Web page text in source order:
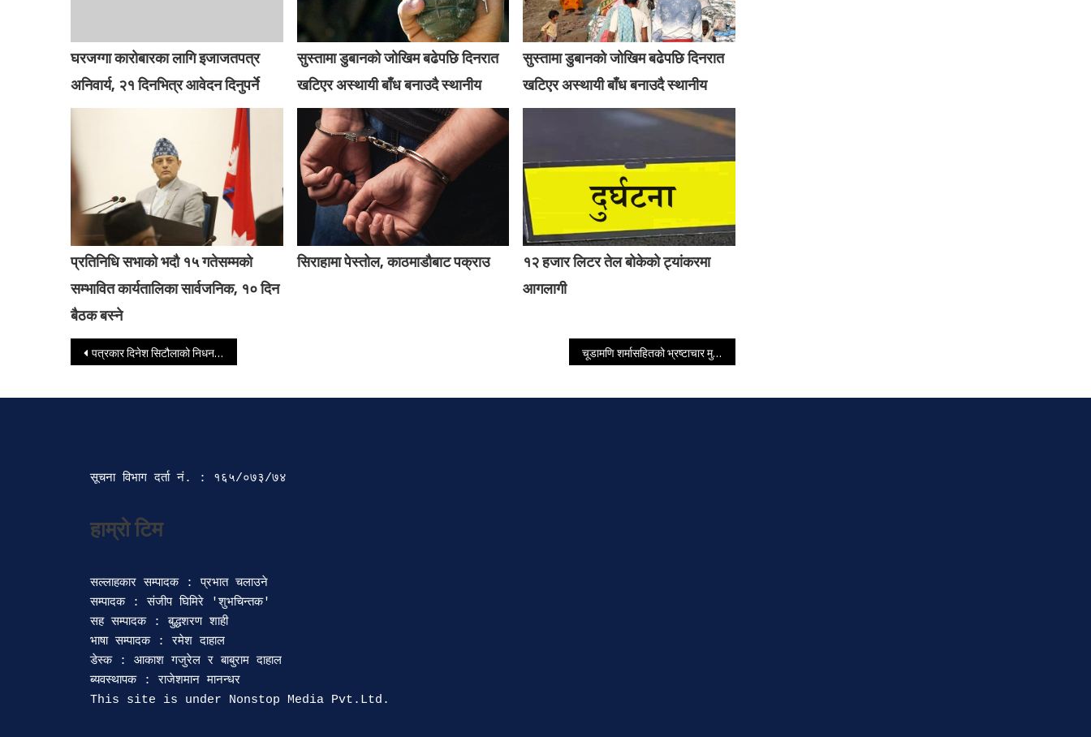
घरजग्गा कारोबारका लागि इजाजतपत्र
अनिवार्य, २१ दिनभित्र आवेदन दिनुपर्ने
सुस्तामा डुबानको जोखिम बढेपछि दिनरात
खटिएर अस्थायी बाँध बनाउदै स्थानीय
सुस्तामा डुबानको जोखिम बढेपछि दिनरात
खटिएर अस्थायी बाँध बनाउदै स्थानीय
प्रतिनिधि सभाको भदौ १५ गतेसम्मको
सम्भावित कार्यतालिका सार्वजनिक, १० दिन
बैठक बस्ने
सिराहामा पेस्तोल, काठमाडौबाट पक्राउ
१२ हजार लिटर तेल बोकेको ट्यांकरमा
आगलागी
Post navigation
पत्रकार दिनेश सिटौलाको निधन, शव पोष्टमर्टमका लागि टिचिङ अस्पताल लैजाने तयारी चूडामणि शर्मासहितको भ्रष्टाचार मुद्दामा विशेषज्ञलाई झिकाउन अदालतको आदेश
सूचना विभाग दर्ता‍ नं. : १६५/०७३/७४
हाम्रो टिम
सल्लाहकार सम्पादक : प्रभात चलाउने
सम्पादक : संजीप घिमिरे 'शुभचिन्तक'
सह सम्पादक : बुद्धशरण शाही
भाषा सम्पादक : रमेश दाहाल
डेस्क : आकाश गजुरेल र बाबुराम दाहाल
ब्यवस्थापक : राजेशमान मानन्धर